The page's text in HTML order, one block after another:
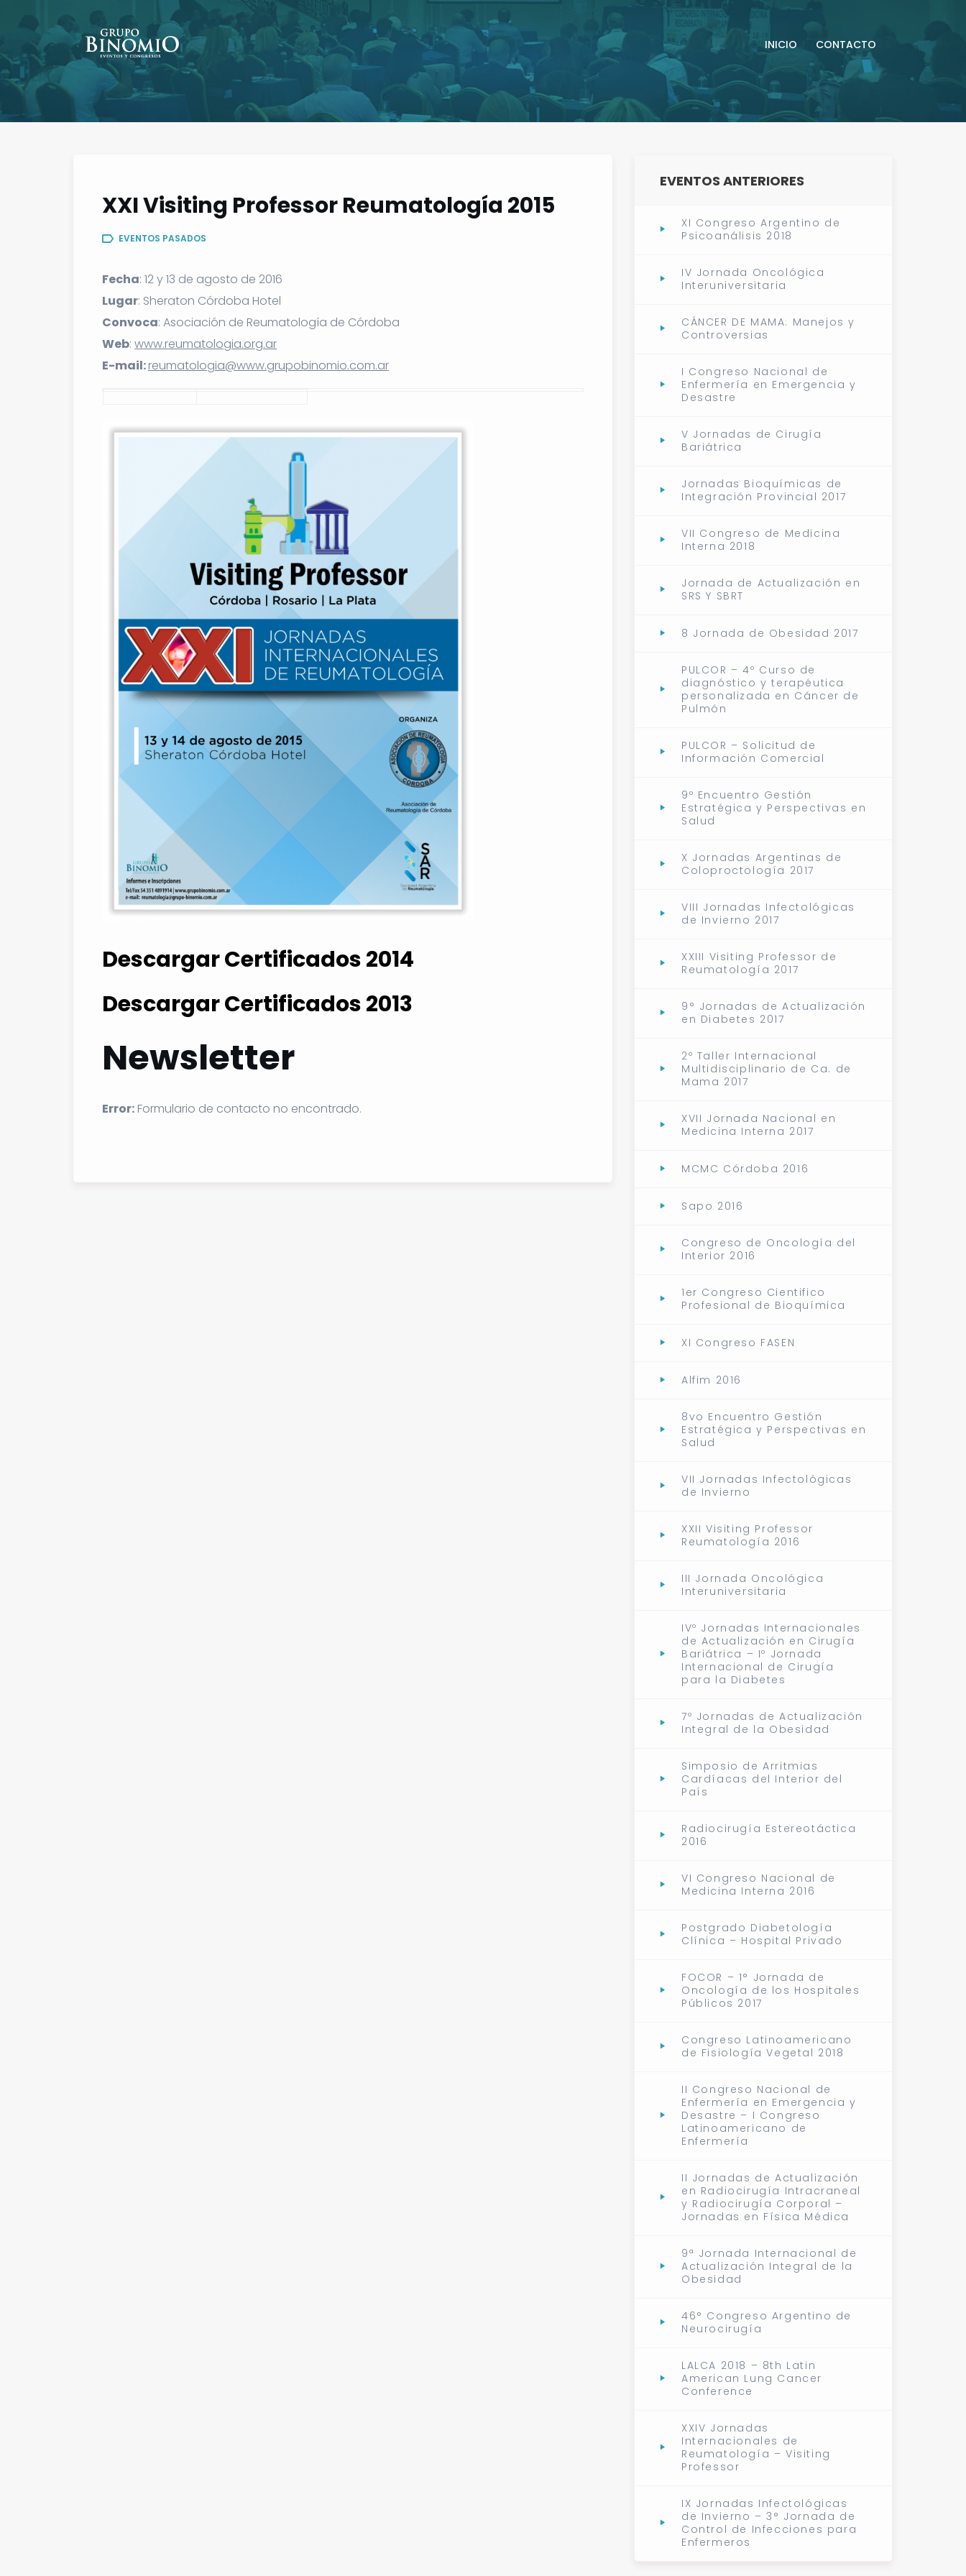
INICIO CONTACTO
XXI Visiting Professor Reumatología 2015
EVENTOS PASADOS
Fecha: 12 y 13 de agosto de 2016
Lugar: Sheraton Córdoba Hotel
Convoca: Asociación de Reumatología de Córdoba
Web: www.reumatologia.org.ar
E-mail:reumatologia@www.grupobinomio.com.ar
Descargar Certificados 2014
Descargar Certificados 2013
Newsletter
Error: Formulario de contacto no encontrado.
EVENTOS ANTERIORES
XI Congreso Argentino de
Psicoanálisis 2018
IV Jornada Oncológica
Interuniversitaria
CÁNCER DE MAMA: Manejos y
Controversias
I Congreso Nacional de
Enfermería en Emergencia y
Desastre
V Jornadas de Cirugía
Bariátrica
Jornadas Bioquímicas de
Integración Provincial 2017
VII Congreso de Medicina
Interna 2018
Jornada de Actualización en
SRS Y SBRT
8 Jornada de Obesidad 2017
PULCOR – 4º Curso de
diagnóstico y terapéutica
personalizada en Cáncer de
Pulmón
PULCOR – Solicitud de
Información Comercial
9º Encuentro Gestión
Estratégica y Perspectivas en
Salud
X Jornadas Argentinas de
Coloproctología 2017
VIII Jornadas Infectológicas
de Invierno 2017
XXIII Visiting Professor de
Reumatología 2017
9° Jornadas de Actualización
en Diabetes 2017
2º Taller Internacional
Multidisciplinario de Ca. de
Mama 2017
XVII Jornada Nacional en
Medicina Interna 2017
MCMC Córdoba 2016
Sapo 2016
Congreso de Oncología del
Interior 2016
1er Congreso Cientifico
Profesional de Bioquímica
XI Congreso FASEN
Alfim 2016
8vo Encuentro Gestión
Estratégica y Perspectivas en
Salud
VII Jornadas Infectológicas
de Invierno
XXII Visiting Professor
Reumatología 2016
III Jornada Oncológica
Interuniversitaria
IVº Jornadas Internacionales
de Actualización en Cirugía
Bariátrica – Iº Jornada
Internacional de Cirugía
para la Diabetes
7º Jornadas de Actualización
Integral de la Obesidad
Simposio de Arritmias
Cardíacas del Interior del
País
Radiocirugía Estereotáctica
2016
VI Congreso Nacional de
Medicina Interna 2016
Postgrado Diabetología
Clínica – Hospital Privado
FOCOR – 1° Jornada de
Oncología de los Hospitales
Públicos 2017
Congreso Latinoamericano
de Fisiología Vegetal 2018
II Congreso Nacional de
Enfermería en Emergencia y
Desastre – I Congreso
Latinoamericano de
Enfermería
II Jornadas de Actualización
en Radiocirugía Intracraneal
y Radiocirugía Corporal –
Jornadas en Física Médica
9ª Jornada Internacional de
Actualización Integral de la
Obesidad
46° Congreso Argentino de
Neurocirugía
LALCA 2018 – 8th Latin
American Lung Cancer
Conference
XXIV Jornadas
Internacionales de
Reumatología – Visiting
Professor
IX Jornadas Infectológicas
de Invierno – 3° Jornada de
Control de Infecciones para
Enfermeros